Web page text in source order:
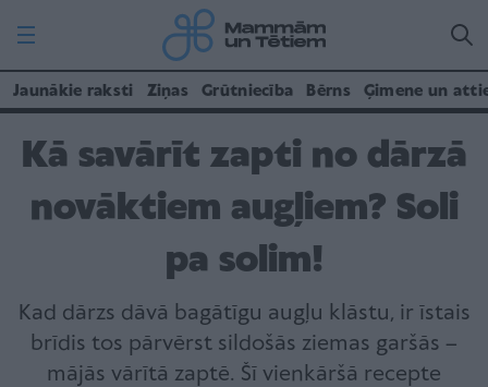
Jaunākie raksti Ziņas Grūtniecība Bērns Ģimene un
Kā savārīt zapti no dārzā
novāktiem augļiem? Soli
pa solim!
Kad dārzs dāvā bagātīgu augļu klāstu, ir īstais
brīdis tos pārvērst sildošās ziemas garšās –
mājās vārītā zaptē. Šī vienkāršā recepte